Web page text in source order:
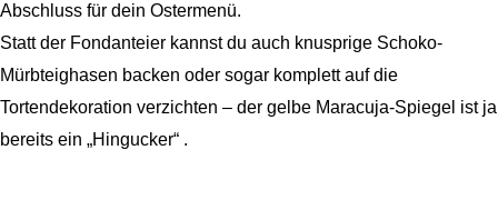
Abschluss für dein Ostermenü.
Statt der Fondanteier kannst du auch knusprige Schoko-
Mürbteighasen backen oder sogar komplett auf die
Tortendekoration verzichten – der gelbe Maracuja-Spiegel ist ja
bereits ein „Hingucker“ .